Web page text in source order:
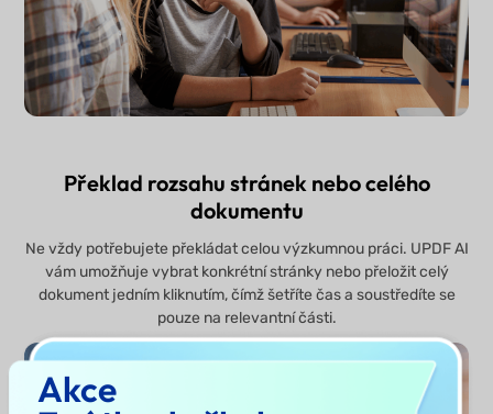
Překlad rozsahu stránek nebo celého
dokumentu
Ne vždy potřebujete překládat celou výzkumnou práci. UPDF AI
vám umožňuje vybrat konkrétní stránky nebo přeložit celý
dokument jedním kliknutím, čímž šetříte čas a soustředíte se
pouze na relevantní části.
Akce